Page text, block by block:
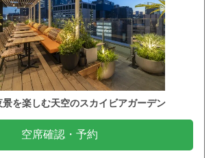
景を楽しむ天空のスカイビアガーデン
空席確認・予約